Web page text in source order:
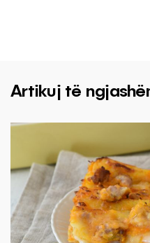
Artikuj të